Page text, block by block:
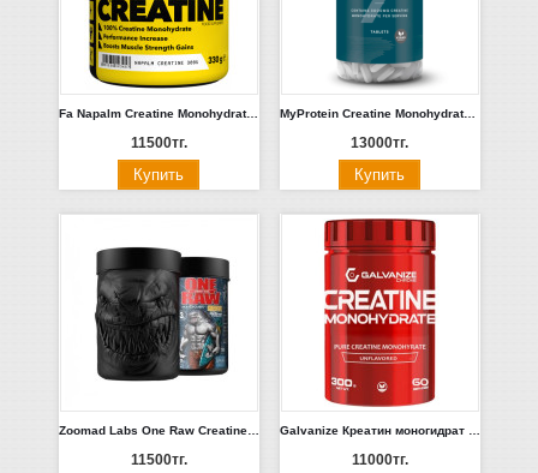
Fa Napalm Creatine Monohydrate 330 гр (Польша)
11500тг.
MyProtein Creatine Monohydrate 250 таблеток
13000тг.
Zoomad Labs One Raw Creatine 300гр
11500тг. 11000тг.